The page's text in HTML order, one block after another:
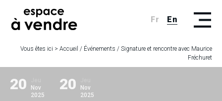
Fr En
Vous êtes ici > Accueil / Événements / Signature et rencontre avec Maurice
Fréchuret
20
Nov
2025
20
Nov
2025